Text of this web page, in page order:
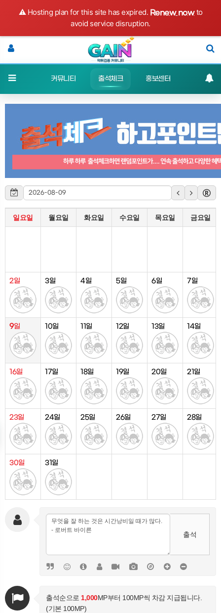
⚠️ Hosting plan for this site has expired. Renew nowto
avoid service disruption.
포츠분석 커뮤니티 출석체크 홍보센터 고객센터
일요일 월요일 화요일 수요일 목요일 금요일
2일 3일 4일 5일 6일 7일
9일 10일 11일 12일 13일 14일
16일 17일 18일 19일 20일 21일
23일 24일 25일 26일 27일 28일
30일 31일
출석
출석순으로 1,000MP부터 100MP씩 차감 지급됩니다.
(기본 100MP)